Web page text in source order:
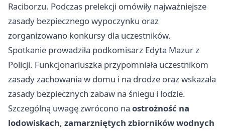
Raciborzu. Podczas prelekcji omówiły najważniejsze
zasady bezpiecznego wypoczynku oraz
zorganizowano konkursy dla uczestników.
Spotkanie prowadziła podkomisarz Edyta Mazur z
Policji. Funkcjonariuszka przypomniała uczestnikom
zasady zachowania w domu i na drodze oraz wskazała
zasady bezpiecznych zabaw na śniegu i lodzie.
Szczególną uwagę zwrócono na ostrożność na
lodowiskach, zamarzniętych zbiorników wodnych